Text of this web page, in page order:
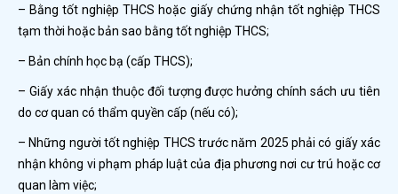
– Bằng tốt nghiệp THCS hoặc giấy chứng nhận tốt nghiệp THCS
tạm thời hoặc bản sao bằng tốt nghiệp THCS;
– Bản chính học bạ (cấp THCS);
– Giấy xác nhận thuộc đối tượng được hưởng chính sách ưu tiên
do cơ quan có thẩm quyền cấp (nếu có);
– Những người tốt nghiệp THCS trước năm 2025 phải có giấy xác
nhận không vi phạm pháp luật của địa phương nơi cư trú hoặc cơ
quan làm việc;